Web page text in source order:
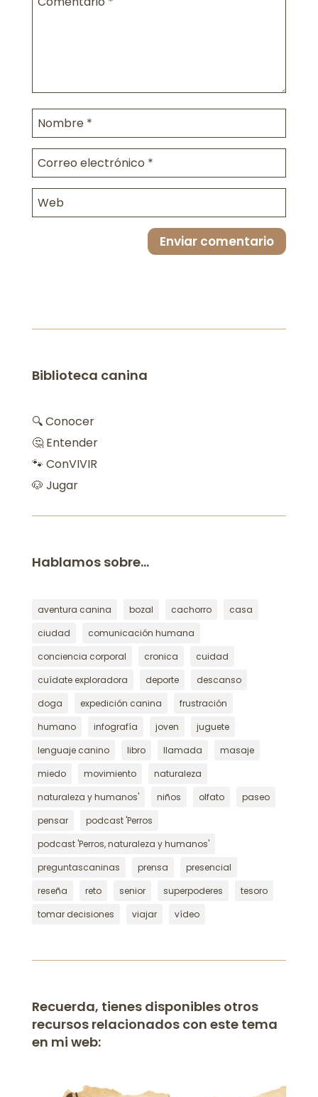
Enviar comentario
Biblioteca canina
🔍 Conocer
🤔 Entender
🐾 ConVIVIR
🐶 Jugar
Hablamos sobre…
aventura canina bozal cachorro
casa
ciudad
comunicación humana
conciencia corporal
cronica
cuidad
cuídate exploradora
deporte
descanso
doga
expedición canina
frustración
humano
infografía joven
juguete
lenguaje canino
libro llamada
masaje
miedo
movimiento
naturaleza
naturaleza y humanos'
niños olfato
paseo
pensar
podcast 'Perros
podcast 'Perros, naturaleza y humanos'
preguntascaninas
prensa
presencial
reseña
reto senior superpoderes
tesoro
tomar decisiones
viajar vídeo
Recuerda, tienes disponibles otros
recursos relacionados con este tema
en mi web: